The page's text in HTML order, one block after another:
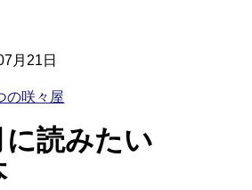
月21日
の咲々屋
に読みたい